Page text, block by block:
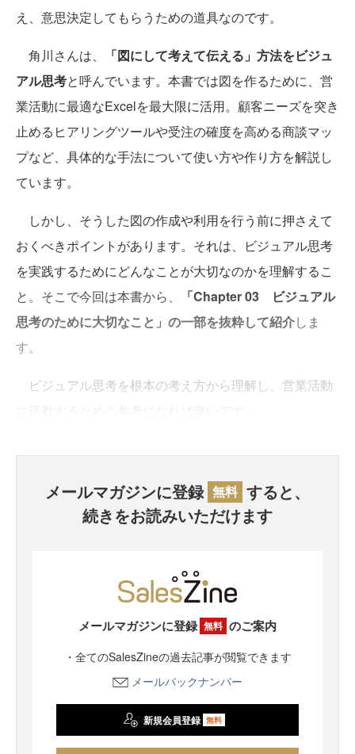
え、意思決定してもらうための道具なのです。
角川さんは、
「図にして考えて伝える」方法をビジュ
アル思考と呼んでいます。本書では図を作るために、営
業活動に最適なExcelを最大限に活用。顧客ニーズを突き
止めるヒアリングツールや受注の確度を高める商談マッ
プなど、具体的な手法について使い方や作り方を解説し
ています。
しかし、そうした図の作成や利用を行う前に押さえて
おくべきポイントがあります。それは、ビジュアル思考
を実践するためにどんなことが大切なのかを理解するこ
と。そこで今回は本書から、
「Chapter 03 ビジュアル
思考のために大切なこと」の一部を抜粋して紹介しま
す。
ビジュアル思考を根本の考え方から理解し、営業活動
メールマガジンに登録 無料 すると、
続きをお読みいただけます
メールマガジンに登録 無料 のご案内
・全てのSalesZineの過去記事が閲覧できます
メールバックナンバー
新規会員登録 無料